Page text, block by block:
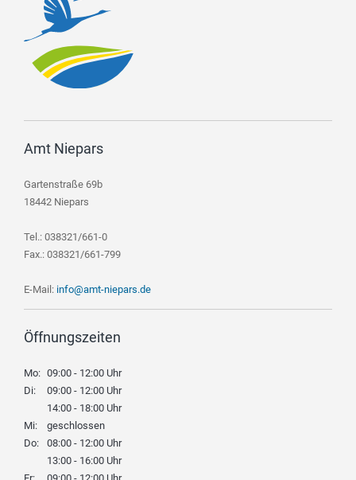
Amt Niepars
Gartenstraße 69b
18442 Niepars
Tel.: 038321/661-0
Fax.: 038321/661-799
E-Mail: info@amt-niepars.de
Öffnungszeiten
Mo: 09:00 - 12:00 Uhr
Di:
09:00 - 12:00 Uhr
14:00 - 18:00 Uhr
Mi:
geschlossen
Do:
08:00 - 12:00 Uhr
13:00 - 16:00 Uhr